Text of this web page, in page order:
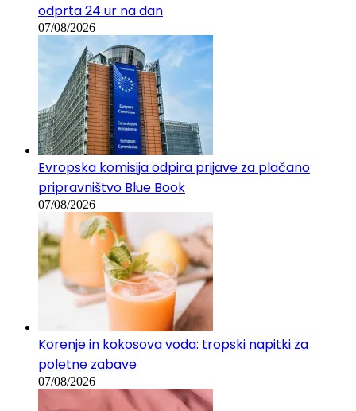
odprta 24 ur na dan
07/08/2026
Evropska komisija odpira prijave za plačano
pripravništvo Blue Book
07/08/2026
Korenje in kokosova voda: tropski napitki za
poletne zabave
07/08/2026